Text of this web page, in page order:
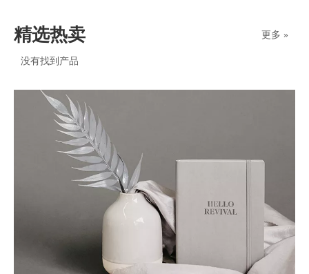
精选热卖 更多 »
没有找到产品